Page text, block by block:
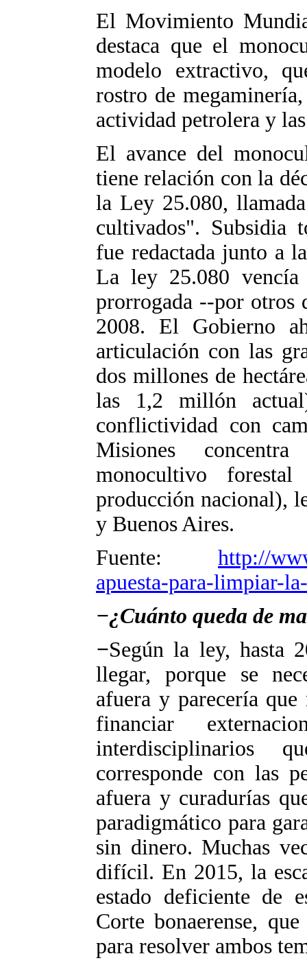
El Movimiento
destaca que el
modelo extractivo,
rostro de
actividad petrolera y
El avance del
tiene relación con la
la Ley 25.080,
cultivados". Subsidia
fue redactada junto a
La ley 25.080
prorrogada --por otros
2008. El Gobierno
articulación con las
dos millones de
las 1,2 millón
conflictividad con
Misiones
monocultivo
producción nacional),
y Buenos Aires.
Fuente: http://
apuesta-para-limpiar-
−¿Cuánto queda de
−Según la ley, hasta
llegar, porque se
afuera y parecería
financiar
interdisciplinarios
corresponde con las
afuera y curadurías
paradigmático para
sin dinero. Muchas
difícil. En 2015, la
estado deficiente de
Corte bonaerense,
para resolver ambos